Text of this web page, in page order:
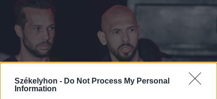
Székelyhon - Do Not Process My Personal
Information